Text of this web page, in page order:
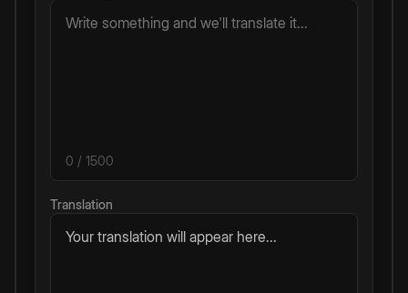
0 / 1500
Translation
Your translation will appear here...